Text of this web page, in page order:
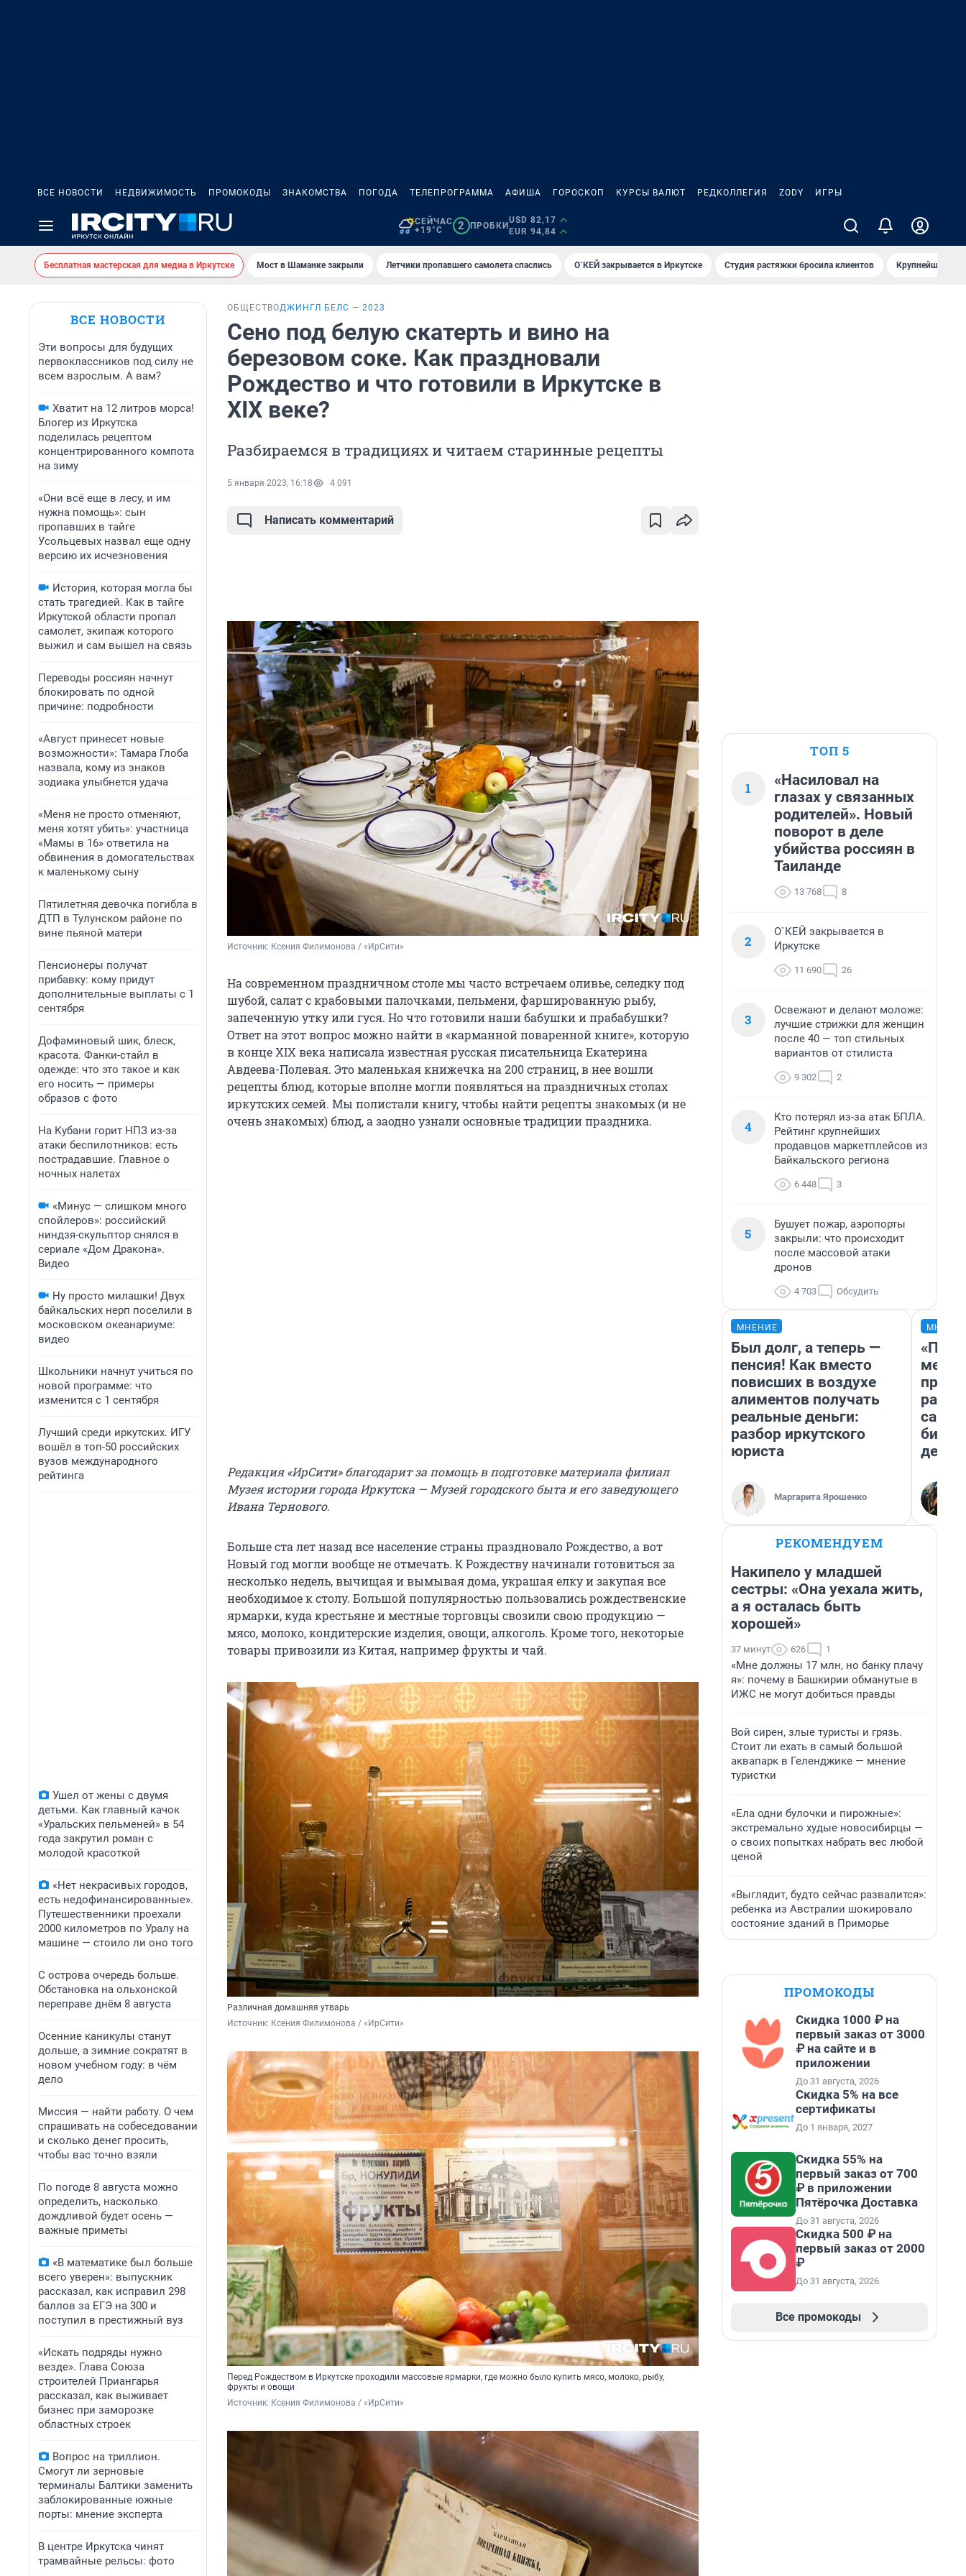
ВСЕ НОВОСТИ НЕДВИЖИМОСТЬ ПРОМОКОДЫ ЗНАКОМСТВА ПОГОДА ТЕЛЕПРОГРАММА АФИША ГОРОСКОП КУРСЫ ВАЛЮТ РЕДКОЛЛЕГИЯ ZODY ИГРЫ
СЕЙЧАС
+19°C
2 ПРОБКИ
USD 82,17
EUR 94,84
Бесплатная мастерская для медиа в Иркутске Мост в Шаманке закрыли Летчики пропавшего самолета спаслись О`КЕЙ закрывается в Иркутске Студия растяжки бросила клиентов Крупнейшие
ВСЕ НОВОСТИ
Эти вопросы для будущих
первоклассников под силу не
всем взрослым. А вам?
Хватит на 12 литров морса!
Блогер из Иркутска
поделилась рецептом
концентрированного компота
на зиму
«Они всё еще в лесу, и им
нужна помощь»: сын
пропавших в тайге
Усольцевых назвал еще одну
версию их исчезновения
История, которая могла бы
стать трагедией. Как в тайге
Иркутской области пропал
самолет, экипаж которого
выжил и сам вышел на связь
Переводы россиян начнут
блокировать по одной
причине: подробности
«Август принесет новые
возможности»: Тамара Глоба
назвала, кому из знаков
зодиака улыбнется удача
«Меня не просто отменяют,
меня хотят убить»: участница
«Мамы в 16» ответила на
обвинения в домогательствах
к маленькому сыну
Пятилетняя девочка погибла в
ДТП в Тулунском районе по
вине пьяной матери
Пенсионеры получат
прибавку: кому придут
дополнительные выплаты с 1
сентября
Дофаминовый шик, блеск,
красота. Фанки-стайл в
одежде: что это такое и как
его носить — примеры
образов с фото
На Кубани горит НПЗ из-за
атаки беспилотников: есть
пострадавшие. Главное о
ночных налетах
«Минус — слишком много
спойлеров»: российский
ниндзя-скульптор снялся в
сериале «Дом Дракона».
Видео
Ну просто милашки! Двух
байкальских нерп поселили в
московском океанариуме:
видео
Школьники начнут учиться по
новой программе: что
изменится с 1 сентября
Лучший среди иркутских. ИГУ
вошёл в топ-50 российских
вузов международного
рейтинга
Ушел от жены с двумя
детьми. Как главный качок
«Уральских пельменей» в 54
года закрутил роман с
молодой красоткой
«Нет некрасивых городов,
есть недофинансированные».
Путешественники проехали
2000 километров по Уралу на
машине — стоило ли оно того
С острова очередь больше.
Обстановка на ольхонской
переправе днём 8 августа
Осенние каникулы станут
дольше, а зимние сократят в
новом учебном году: в чём
дело
Миссия — найти работу. О чем
спрашивать на собеседовании
и сколько денег просить,
чтобы вас точно взяли
По погоде 8 августа можно
определить, насколько
дождливой будет осень —
важные приметы
«В математике был больше
всего уверен»: выпускник
рассказал, как исправил 298
баллов за ЕГЭ на 300 и
поступил в престижный вуз
«Искать подряды нужно
везде». Глава Союза
строителей Приангарья
рассказал, как выживает
бизнес при заморозке
областных строек
Вопрос на триллион.
Смогут ли зерновые
терминалы Балтики заменить
заблокированные южные
порты: мнение эксперта
В центре Иркутска чинят
трамвайные рельсы: фото
ОБЩЕСТВОДЖИНГЛ БЕЛС — 2023
Сено под белую скатерть и вино на
березовом соке. Как праздновали
Рождество и что готовили в Иркутске в
XIX веке?
Разбираемся в традициях и читаем старинные рецепты
5 января 2023, 16:18 4 091
Написать комментарий
Источник: Ксения Филимонова / «ИрСити»
На современном праздничном столе мы часто встречаем оливье, селедку под
шубой, салат с крабовыми палочками, пельмени, фаршированную рыбу,
запеченную утку или гуся. Но что готовили наши бабушки и прабабушки?
Ответ на этот вопрос можно найти в «карманной поваренной книге», которую
в конце XIX века написала известная русская писательница Екатерина
Авдеева-Полевая. Это маленькая книжечка на 200 страниц, в нее вошли
рецепты блюд, которые вполне могли появляться на праздничных столах
иркутских семей. Мы полистали книгу, чтобы найти рецепты знакомых (и не
очень знакомых) блюд, а заодно узнали основные традиции праздника.
Редакция «ИрСити» благодарит за помощь в подготовке материала филиал
Музея истории города Иркутска — Музей городского быта и его заведующего
Ивана Тернового.
Больше ста лет назад все население страны праздновало Рождество, а вот
Новый год могли вообще не отмечать. К Рождеству начинали готовиться за
несколько недель, вычищая и вымывая дома, украшая елку и закупая все
необходимое к столу. Большой популярностью пользовались рождественские
ярмарки, куда крестьяне и местные торговцы свозили свою продукцию —
мясо, молоко, кондитерские изделия, овощи, алкоголь. Кроме того, некоторые
товары привозили из Китая, например фрукты и чай.
Различная домашняя утварь
Источник: Ксения Филимонова / «ИрСити»
Перед Рождеством в Иркутске проходили массовые ярмарки, где можно было купить мясо, молоко, рыбу,
фрукты и овощи
Источник: Ксения Филимонова / «ИрСити»
ТОП 5
1
«Насиловал на
глазах у связанных
родителей». Новый
поворот в деле
убийства россиян в
Таиланде
13 768 8
2
О`КЕЙ закрывается в
Иркутске
11 690 26
3
Освежают и делают моложе:
лучшие стрижки для женщин
после 40 — топ стильных
вариантов от стилиста
9 302 2
4
Кто потерял из-за атак БПЛА.
Рейтинг крупнейших
продавцов маркетплейсов из
Байкальского региона
6 448 3
5
Бушует пожар, аэропорты
закрыли: что происходит
после массовой атаки
дронов
4 703 Обсудить
МНЕНИЕ
Был долг, а теперь —
пенсия! Как вместо
повисших в воздухе
алиментов получать
реальные деньги:
разбор иркутского
юриста
Маргарита Ярошенко
РЕКОМЕНДУЕМ
Накипело у младшей
сестры: «Она уехала жить,
а я осталась быть
хорошей»
37 минут 626 1
«Мне должны 17 млн, но банку плачу
я»: почему в Башкирии обманутые в
ИЖС не могут добиться правды
Вой сирен, злые туристы и грязь.
Стоит ли ехать в самый большой
аквапарк в Геленджике — мнение
туристки
«Ела одни булочки и пирожные»:
экстремально худые новосибирцы —
о своих попытках набрать вес любой
ценой
«Выглядит, будто сейчас развалится»:
ребенка из Австралии шокировало
состояние зданий в Приморье
ПРОМОКОДЫ
Скидка 1000 ₽ на
первый заказ от 3000
₽ на сайте и в
приложении
До 31 августа, 2026
Скидка 5% на все
сертификаты
До 1 января, 2027
Скидка 55% на
первый заказ от 700
₽ в приложении
Пятёрочка Доставка
До 31 августа, 2026
Скидка 500 ₽ на
первый заказ от 2000
₽
До 31 августа, 2026
Все промокоды